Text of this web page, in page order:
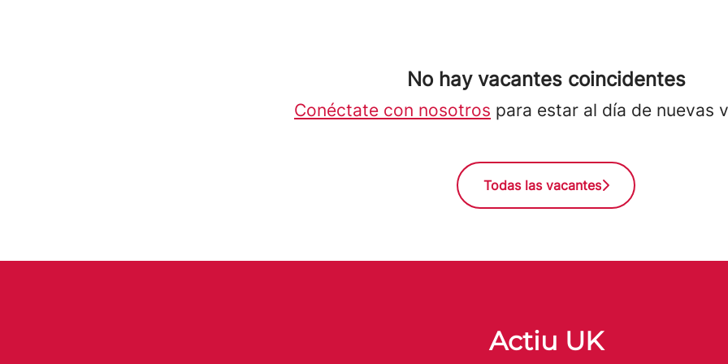
No hay vacantes coincidentes
Conéctate con nosotros para estar al día de nuevas
Todas las vacantes
Actiu UK